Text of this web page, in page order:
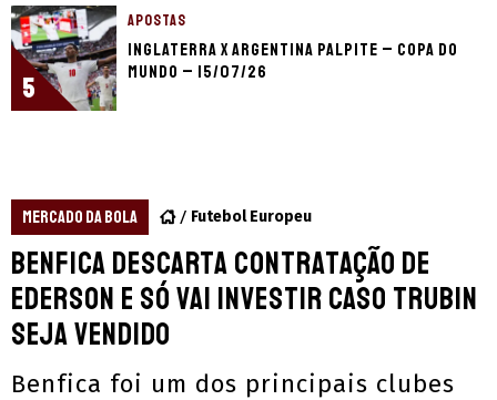
5
APOSTAS
Inglaterra x Argentina palpite – Copa do
Mundo – 15/07/26
MERCADO DA BOLA Futebol Europeu
Benfica descarta contratação de
Ederson e só vai investir caso Trubin
seja vendido
Benfica foi um dos principais clubes